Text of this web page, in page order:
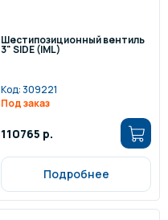
Шестипозиционный вентиль
3" SIDE (IML)
Код:309221
Под заказ
110765 р.
Подробнее